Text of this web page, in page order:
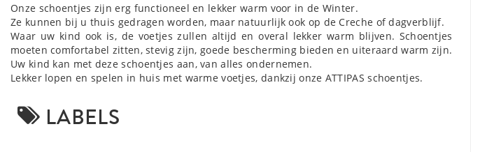
Onze schoentjes zijn erg functioneel en lekker warm voor in de Winter.
Ze kunnen bij u thuis gedragen worden, maar natuurlijk ook op de Creche of dagverblijf.
Waar uw kind ook is, de voetjes zullen altijd en overal lekker warm blijven. Schoentjes
moeten comfortabel zitten, stevig zijn, goede bescherming bieden en uiteraard warm zijn.
Uw kind kan met deze schoentjes aan, van alles ondernemen.
Lekker lopen en spelen in huis met warme voetjes, dankzij onze ATTIPAS schoentjes.
LABELS